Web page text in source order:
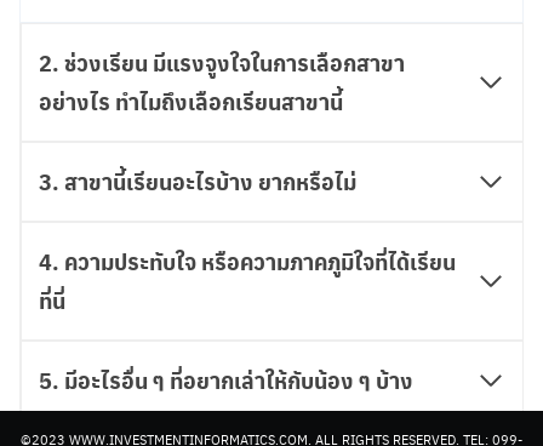
Search
2. ช่วงเรียน มีแรงจูงใจในการเลือกสาขา
อย่างไร ทำไมถึงเลือกเรียนสาขานี้
3. สาขานี้เรียนอะไรบ้าง ยากหรือไม่
4. ความประทับใจ หรือความภาคภูมิใจที่ได้เรียน
ที่นี่
5. มีอะไรอื่น ๆ ที่อยากเล่าให้กับน้อง ๆ บ้าง
©2023 WWW.INVESTMENTINFORMATICS.COM. ALL RIGHTS RESERVED. TEL: 099-